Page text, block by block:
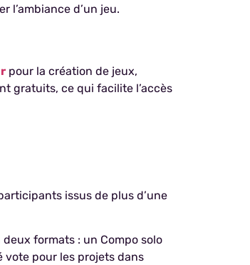
l’ambiance d’un jeu.
pour la création de jeux,
gratuits, ce qui facilite l’accès
issus de plus d’une
formats : un Compo solo
vote pour les projets dans